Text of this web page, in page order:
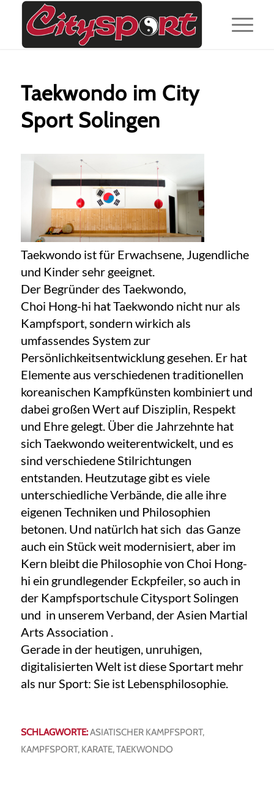
Taekwondo im City
Sport Solingen
Taekwondo ist für Erwachsene, Jugendliche
und Kinder sehr geeignet.
Der Begründer des Taekwondo,
Choi Hong-hi hat Taekwondo nicht nur als
Kampfsport, sondern wirkich als
umfassendes System zur
Persönlichkeitsentwicklung gesehen. Er hat
Elemente aus verschiedenen traditionellen
koreanischen Kampfkünsten kombiniert und
dabei großen Wert auf Disziplin, Respekt
und Ehre gelegt. Über die Jahrzehnte hat
sich Taekwondo weiterentwickelt, und es
sind verschiedene Stilrichtungen
entstanden. Heutzutage gibt es viele
unterschiedliche Verbände, die alle ihre
eigenen Techniken und Philosophien
betonen. Und natürlch hat sich das Ganze
auch ein Stück weit modernisiert, aber im
Kern bleibt die Philosophie von Choi Hong-
hi ein grundlegender Eckpfeiler, so auch in
der Kampfsportschule Citysport Solingen
und in unserem Verband, der Asien Martial
Arts Association .
Gerade in der heutigen, unruhigen,
digitalisierten Welt ist diese Sportart mehr
als nur Sport: Sie ist Lebensphilosophie.
SCHLAGWORTE:ASIATISCHER KAMPFSPORT,
KAMPFSPORT, KARATE,TAEKWONDO